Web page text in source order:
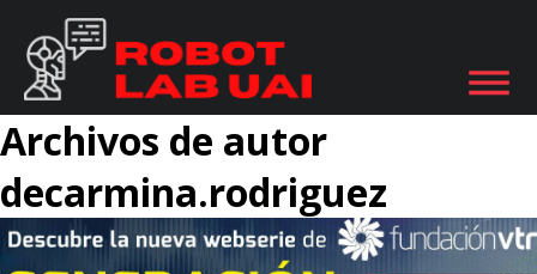
Archivos de autor
decarmina.rodriguez